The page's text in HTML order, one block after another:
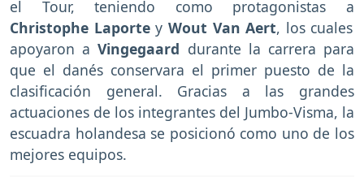
el Tour, teniendo como protagonistas a
Christophe Laportey Wout Van Aert, los cuales
apoyaron aVingegaard durante la carrera para
que el danés conservara el primer puesto de la
clasificación general. Gracias a las grandes
actuaciones de los integrantes del Jumbo-Visma, la
escuadra holandesa se posicionó como uno de los
mejores equipos.